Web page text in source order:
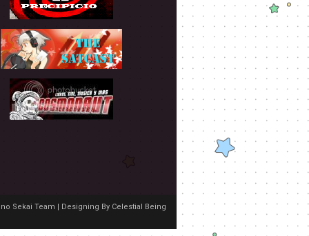
Sekai Team | Designing By Celestial Being